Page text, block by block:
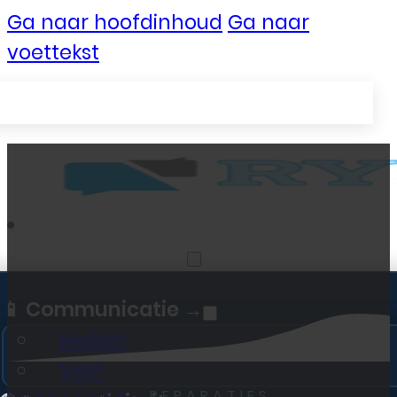
Ga naar hoofdinhoud Ga naar
voettekst
📱 Communicatie →
Mobiel
VoIP